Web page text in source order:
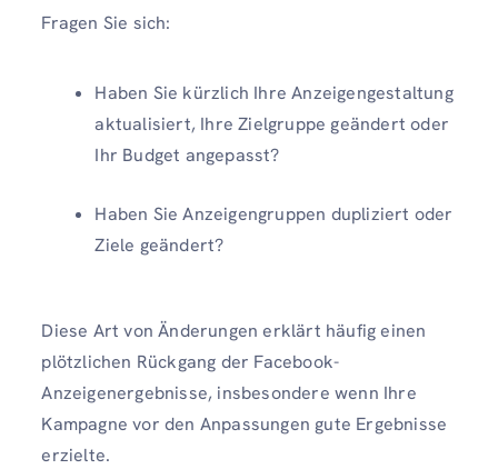
Fragen Sie sich:
Haben Sie kürzlich Ihre Anzeigengestaltung
aktualisiert, Ihre Zielgruppe geändert oder
Ihr Budget angepasst?
Haben Sie Anzeigengruppen dupliziert oder
Ziele geändert?
Diese Art von Änderungen erklärt häufig einen
plötzlichen Rückgang der Facebook-
Anzeigenergebnisse, insbesondere wenn Ihre
Kampagne vor den Anpassungen gute Ergebnisse
erzielte.